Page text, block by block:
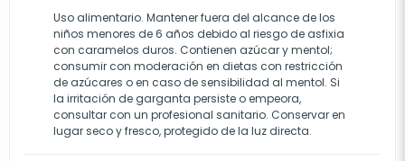
Uso alimentario. Mantener fuera del alcance de los
niños menores de 6 años debido al riesgo de asfixia
con caramelos duros. Contienen azúcar y mentol;
consumir con moderación en dietas con restricción
de azúcares o en caso de sensibilidad al mentol. Si
la irritación de garganta persiste o empeora,
consultar con un profesional sanitario. Conservar en
lugar seco y fresco, protegido de la luz directa.